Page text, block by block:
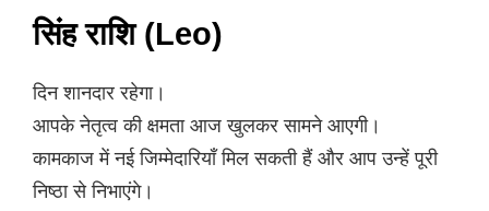
सिंह राशि (Leo)
दिन शानदार रहेगा।
आपके नेतृत्व की क्षमता आज खुलकर सामने आएगी।
कामकाज में नई जिम्मेदारियाँ मिल सकती हैं और आप उन्हें पूरी
निष्ठा से निभाएंगे।